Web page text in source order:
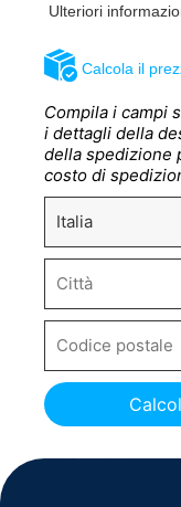
Calcola il
Compila i campi
i dettagli della
della spedizione
costo di
Ulteriori